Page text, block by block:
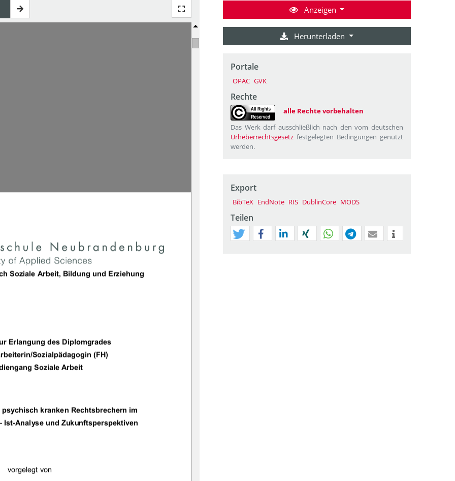
Soziale Arbeit, Bildung und Erziehung
Erlangung des Diplomgrades
Sozialpädagogin (FH)
Soziale Arbeit
psychisch kranken Rechtsbrechern im
Ist-Analyse und Zukunftsperspektiven
vorgelegt von
Anzeigen
Herunterladen
Portale
OPAC GVK
Rechte
alle Rechte vorbehalten
Das Werk darf ausschließlich nach den vom deutschen
Urheberrechtsgesetz festgelegten Bedingungen genutzt
werden.
Export
BibTeX EndNote RIS DublinCore MODS
Teilen